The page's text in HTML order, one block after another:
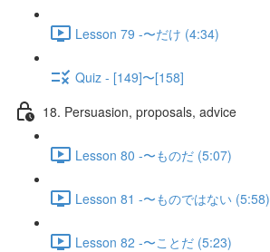
Lesson 79 -〜だけ (4:34)
Quiz - [149]〜[158]
18. Persuasion, proposals, advice
Lesson 80 -〜ものだ (5:07)
Lesson 81 -〜ものではない (5:58)
Lesson 82 -〜ことだ (5:23)